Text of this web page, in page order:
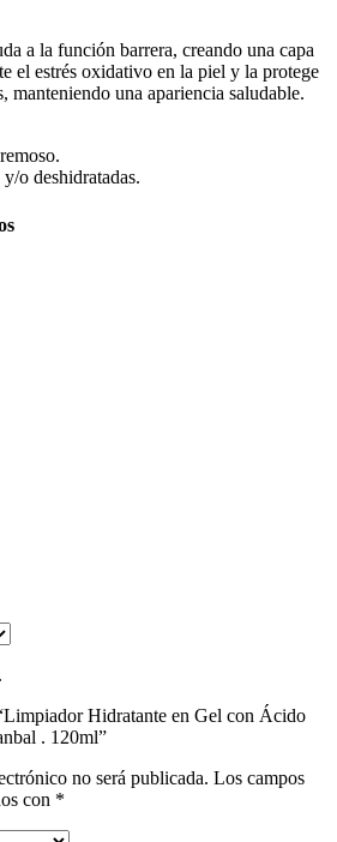
a la función barrera, creando una capa
el estrés oxidativo en la piel y la protege
manteniendo una apariencia saludable.
o deshidratadas.
Hidratante en Gel con Ácido
. 120ml”
no será publicada. Los campos
con *